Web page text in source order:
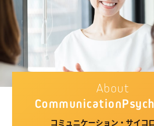
About
Communication
コミュニケーション・サイコ